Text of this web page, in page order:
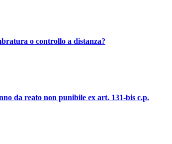
o controllo a distanza?
da reato non punibile ex art. 131-bis c.p.